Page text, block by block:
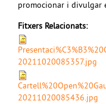
promocionar i divulgar
Fitxers Relacionats:
20211020085357.jpg
20211020085436.jpg